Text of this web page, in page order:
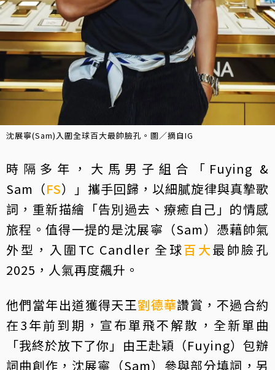
沈展寧(Sam)入圍全球百大最帥臉孔。圖／摘自IG
時隔多年，大馬男子組合「Fuying &
Sam（FS）」攜手回歸，以細膩旋律與真摯歌
詞，重新描繪「告別過去、療癒自己」的情感
旅程。值得一提的是沈展寧（Sam）憑藉帥氣
外型，入圍TC Candler 全球百大最帥臉孔
2025，人氣再度飆升。
他們當年出道獲得天王劉德華讚賞，不過合約
在3年前到期，宣布單飛不解散，全新單曲
「我終於放下了你」由王赴穎（Fuying）包辦
詞曲創作，沈展寧（Sam）參與部分填詞，另